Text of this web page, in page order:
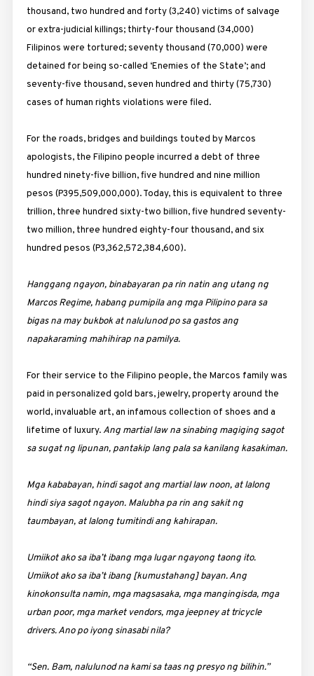
thousand, two hundred and forty (3,240) victims of salvage
or extra-judicial killings; thirty-four thousand (34,000)
Filipinos were tortured; seventy thousand (70,000) were
detained for being so-called ‘Enemies of the State’; and
seventy-five thousand, seven hundred and thirty (75,730)
cases of human rights violations were filed.
For the roads, bridges and buildings touted by Marcos
apologists, the Filipino people incurred a debt of three
hundred ninety-five billion, five hundred and nine million
pesos (P395,509,000,000). Today, this is equivalent to three
trillion, three hundred sixty-two billion, five hundred seventy-
two million, three hundred eighty-four thousand, and six
hundred pesos (P3,362,572,384,600).
Hanggang ngayon, binabayaran pa rin natin ang utang ng
Marcos Regime, habang pumipila ang mga Pilipino para sa
bigas na may bukbok at nalulunod po sa gastos ang
napakaraming mahihirap na pamilya.
For their service to the Filipino people, the Marcos family was
paid in personalized gold bars, jewelry, property around the
world, invaluable art, an infamous collection of shoes and a
lifetime of luxury. Ang martial law na sinabing magiging sagot
sa sugat ng lipunan, pantakip lang pala sa kanilang kasakiman.
Mga kababayan, hindi sagot ang martial law noon, at lalong
hindi siya sagot ngayon. Malubha pa rin ang sakit ng
taumbayan, at lalong tumitindi ang kahirapan.
Umiikot ako sa iba’t ibang mga lugar ngayong taong ito.
Umiikot ako sa iba’t ibang [kumustahang] bayan. Ang
kinokonsulta namin, mga magsasaka, mga mangingisda, mga
urban poor, mga market vendors, mga jeepney at tricycle
drivers. Ano po iyong sinasabi nila?
“Sen. Bam, nalulunod na kami sa taas ng presyo ng bilihin.”